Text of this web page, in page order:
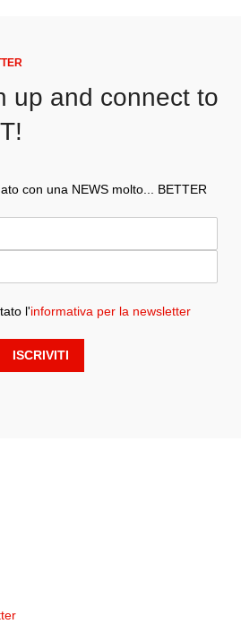
up and connect to
con una NEWS molto... BETTER
l'informativa per la newsletter